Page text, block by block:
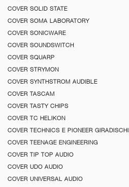
COVER SOLID STATE
COVER SOMA LABORATORY
COVER SONICWARE
COVER SOUNDSWITCH
COVER SQUARP
COVER STRYMON
COVER SYNTHSTROM AUDIBLE
COVER TASCAM
COVER TASTY CHIPS
COVER TC HELIKON
COVER TECHNICS E PIONEER GIRADISCHI
COVER TEENAGE ENGINEERING
COVER TIP TOP AUDIO
COVER UDO AUDIO
COVER UNIVERSAL AUDIO